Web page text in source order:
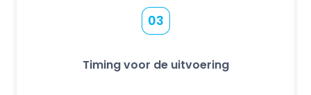
03
Timing voor de uitvoering